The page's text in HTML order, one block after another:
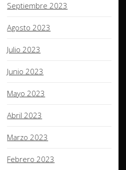
Septiembre 2023
Agosto 2023
Julio 2023
Junio 2023
Mayo 2023
Abril 2023
Marzo 2023
Febrero 2023